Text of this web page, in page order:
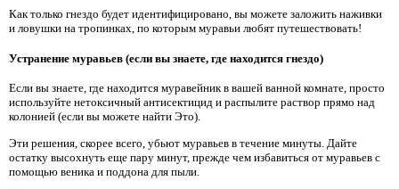
Как только гнездо будет идентифицировано, вы можете заложить наживки
и ловушки на тропинках, по которым муравьи любят путешествовать!
Устранение муравьев (если вы знаете, где находится гнездо)
Если вы знаете, где находится муравейник в вашей ванной комнате, просто
используйте нетоксичный антисектицид и распылите раствор прямо над
колонией (если вы можете найти Это).
Эти решения, скорее всего, убьют муравьев в течение минуты. Дайте
остатку высохнуть еще пару минут, прежде чем избавиться от муравьев с
помощью веника и поддона для пыли.